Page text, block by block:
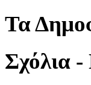
Τα
Σχόλια